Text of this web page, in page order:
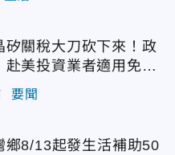
矽關稅大刀砍下來！政
赴美投資業者適用免稅
要聞
鄉8/13起發生活補助50